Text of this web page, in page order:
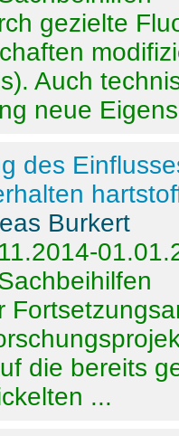
gezielte
Auch
neue
des
Burkert
die bereits
...